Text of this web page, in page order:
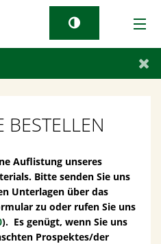
BESTELLEN
Auflistung unseres
Bitte senden Sie uns
Unterlagen über das
zu oder rufen Sie uns
). Es genügt, wenn Sie uns
Prospektes/der